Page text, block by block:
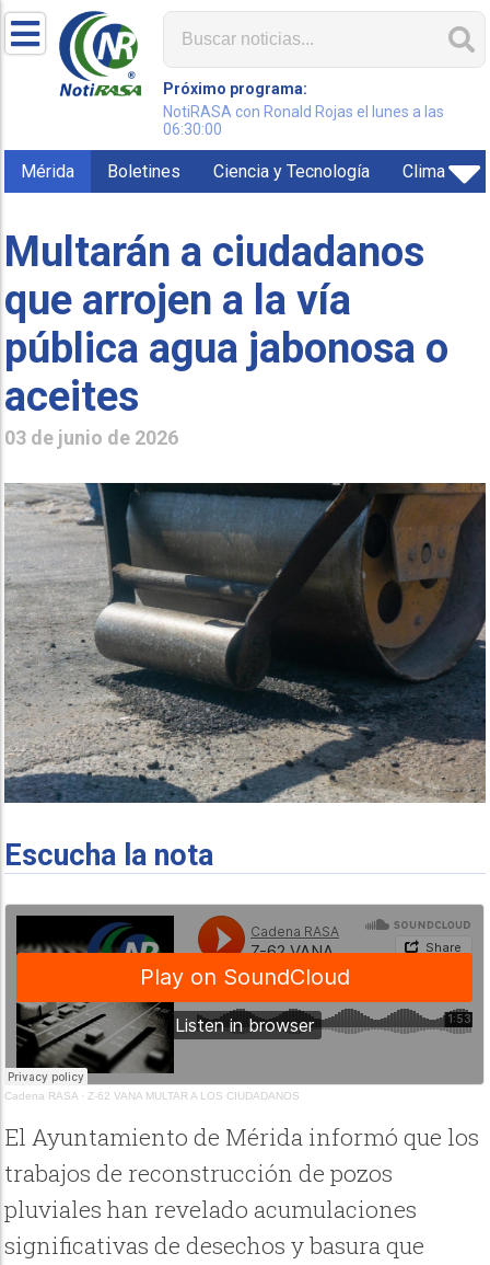
Próximo programa:
NotiRASA con Ronald Rojas el lunes a las
06:30:00
Mérida Boletines Ciencia y Tecnología Clima
Multarán a ciudadanos
que arrojen a la vía
pública agua jabonosa o
aceites
03 de junio de 2026
Escucha la nota
Cadena RASA · Z-62 VANA MULTAR A LOS CIUDADANOS
El Ayuntamiento de Mérida informó que los
trabajos de reconstrucción de pozos
pluviales han revelado acumulaciones
significativas de desechos y basura que